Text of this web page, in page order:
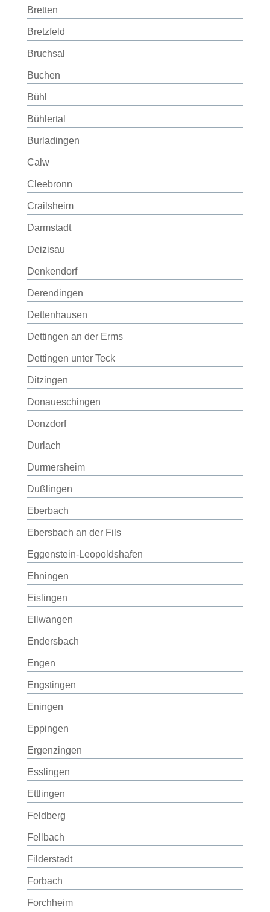
Bretten
Bretzfeld
Bruchsal
Buchen
Bühl
Bühlertal
Burladingen
Calw
Cleebronn
Crailsheim
Darmstadt
Deizisau
Denkendorf
Derendingen
Dettenhausen
Dettingen an der Erms
Dettingen unter Teck
Ditzingen
Donaueschingen
Donzdorf
Durlach
Durmersheim
Dußlingen
Eberbach
Ebersbach an der Fils
Eggenstein-Leopoldshafen
Ehningen
Eislingen
Ellwangen
Endersbach
Engen
Engstingen
Eningen
Eppingen
Ergenzingen
Esslingen
Ettlingen
Feldberg
Fellbach
Filderstadt
Forbach
Forchheim